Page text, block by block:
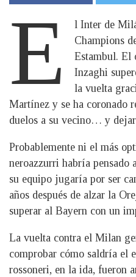
E
l Inter de
Champions
Estambul. El
Inzaghi
la vuelta
Martínez y se ha coronado
duelos a su vecino… y
Probablemente ni el más
neroazzurri habría pensado
su equipo jugaría por ser
años después de alzar la
superar al Bayern con un
La vuelta contra el Milan
comprobar cómo saldría el
rossoneri, en la ida, fueron